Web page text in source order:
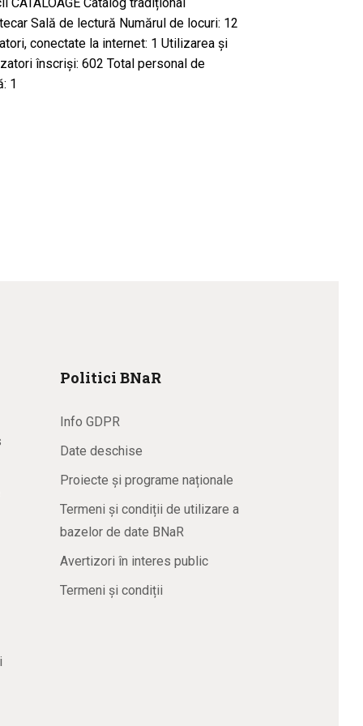
Sală de lectură Numărul de locuri: 12
conectate la internet: 1 Utilizarea și
înscriși: 602 Total personal de
1
Politici BNaR
Info GDPR
Date deschise
Proiecte și programe naționale
Termeni și condiții de utilizare a
bazelor de date BNaR
Avertizori în interes public
Termeni și condiții